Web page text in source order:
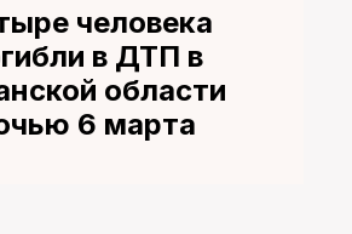
человека
в ДТП в
области
6 марта